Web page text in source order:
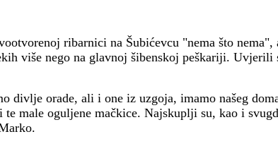
ribarnici na Šubićevcu "nema što
više nego na glavnoj šibenskoj peškariji.
divlje orade, ali i one iz uzgoja, imamo našeg
male oguljene mačkice. Najskuplji su, kao i